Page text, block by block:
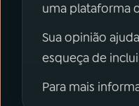
uma plataforma
Sua opinião
esqueça de
Para mais